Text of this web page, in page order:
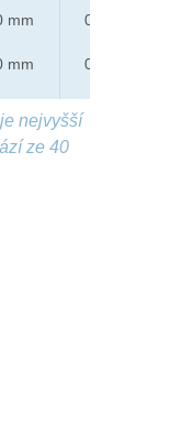
mm
mm
0 mm
0 mm
nejvyšší
ze 40